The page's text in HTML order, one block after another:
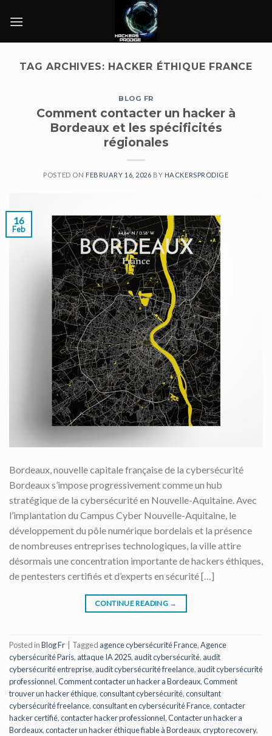
TAG ARCHIVES: HACKER ÉTHIQUE FRANCE
BLOG FR
Comment contacter un hacker à
Bordeaux et les spécificités
régionales
POSTED ON FEBRUARY 16, 2026 BY HACKERSPRODIGE
16
Feb
Bordeaux, nouvelle capitale française de la cybersécurité
Bordeaux s’impose progressivement comme un hub
stratégique de la cybersécurité en Nouvelle-Aquitaine. Avec
l’implantation du Campus Cyber Nouvelle-Aquitaine, le
développement du pôle numérique bordelais et la présence
de nombreuses entreprises technologiques, la ville attire
désormais une concentration importante de hackers éthiques,
de pentesters certifiés et d’experts en sécurité […]
CONTINUE READING →
Posted inBlog Fr Tagged agence cybersécurité France,Agence
cybersécurité Paris, attaque IA 2025, audit cybersécurité, audit
cybersécurité entreprise, audit cybersécurité freelance, audit cybersécurité
professionnel,Comment contacter un hacker a Bordeaux,Comment
trouver un hacker éthique,consultant cybersécurité,consultant
cybersécurité freelance,consultant en cybersécurité France,contacter
hacker certifié,contacter hacker professionnel,Contacter un hacker a
Bordeaux,contacter un hacker éthique fiable à Bordeaux,crypto recovery,